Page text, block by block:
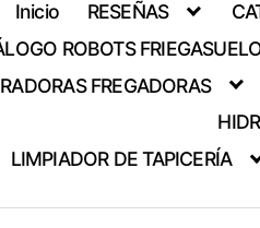
Inicio RESEÑAS
ROBOTS
FREGADORAS
LIMPIADOR DE TAPICERÍA